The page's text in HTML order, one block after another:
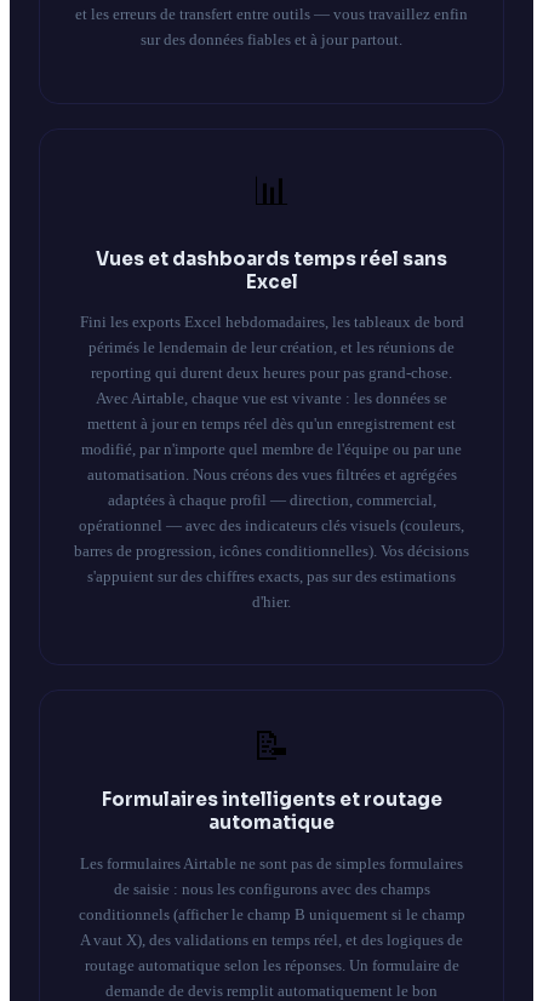
et les erreurs de transfert entre outils — vous travaillez enfin
sur des données fiables et à jour partout.
📊
Vues et dashboards temps réel sans
Excel
Fini les exports Excel hebdomadaires, les tableaux de bord
périmés le lendemain de leur création, et les réunions de
reporting qui durent deux heures pour pas grand-chose.
Avec Airtable, chaque vue est vivante : les données se
mettent à jour en temps réel dès qu'un enregistrement est
modifié, par n'importe quel membre de l'équipe ou par une
automatisation. Nous créons des vues filtrées et agrégées
adaptées à chaque profil — direction, commercial,
opérationnel — avec des indicateurs clés visuels (couleurs,
barres de progression, icônes conditionnelles). Vos décisions
s'appuient sur des chiffres exacts, pas sur des estimations
d'hier.
📝
Formulaires intelligents et routage
automatique
Les formulaires Airtable ne sont pas de simples formulaires
de saisie : nous les configurons avec des champs
conditionnels (afficher le champ B uniquement si le champ
A vaut X), des validations en temps réel, et des logiques de
routage automatique selon les réponses. Un formulaire de
demande de devis remplit automatiquement le bon